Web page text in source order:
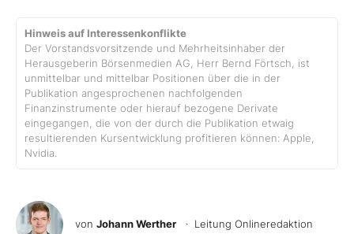
Hinweis auf Interessenkonflikte
Der Vorstandsvorsitzende und Mehrheitsinhaber der
Herausgeberin Börsenmedien AG, Herr Bernd Förtsch, ist
unmittelbar und mittelbar Positionen über die in der
Publikation angesprochenen nachfolgenden
Finanzinstrumente oder hierauf bezogene Derivate
eingegangen, die von der durch die Publikation etwaig
resultierenden Kursentwicklung profitieren können: Apple,
Nvidia.
von Johann Werther · Leitung Onlineredaktion